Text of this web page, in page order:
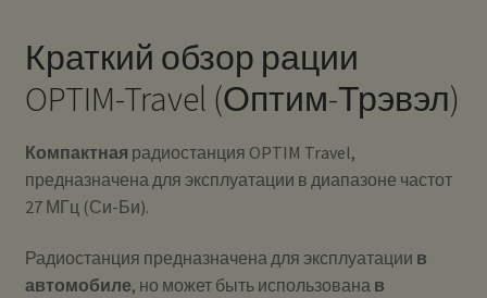
Краткий обзор рации
OPTIM-Travel (Оптим-Трэвэл)
Компактная радиостанция OPTIM Travel,
предназначена для эксплуатации в диапазоне частот
27 МГц (Си-Би).
Радиостанция предназначена для эксплуатации в
автомобиле, но может быть использована в